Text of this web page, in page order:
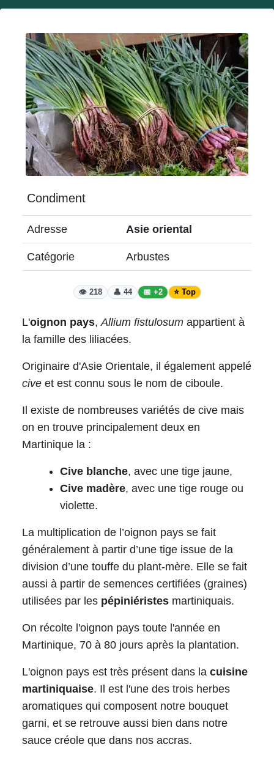
Condiment
Adresse Asie oriental
Catégorie Arbustes
👁️ 218 👤 44 📅 +2 ⭐ Top
L'oignon pays,Allium fistulosum appartient à
la famille des liliacées.
Originaire d'Asie Orientale, il également appelé
cive et est connu sous le nom de ciboule.
Il existe de nombreuses variétés de cive mais
on en trouve principalement deux en
Martinique la :
Cive blanche, avec une tige jaune,
Cive madère, avec une tige rouge ou
violette.
La multiplication de l’oignon pays se fait
généralement à partir d’une tige issue de la
division d’une touffe du plant-mère. Elle se fait
aussi à partir de semences certifiées (graines)
utilisées par les pépiniéristes martiniquais.
On récolte l'oignon pays toute l'année en
Martinique, 70 à 80 jours après la plantation.
L'oignon pays est très présent dans la cuisine
martiniquaise. Il est l'une des trois herbes
aromatiques qui composent notre bouquet
garni, et se retrouve aussi bien dans notre
sauce créole que dans nos accras.